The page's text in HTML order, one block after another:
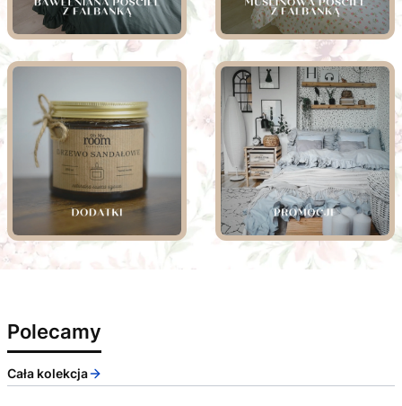
Polecamy
Cała kolekcja